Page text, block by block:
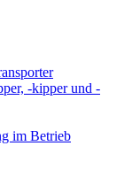
-kipper und -
im Betrieb